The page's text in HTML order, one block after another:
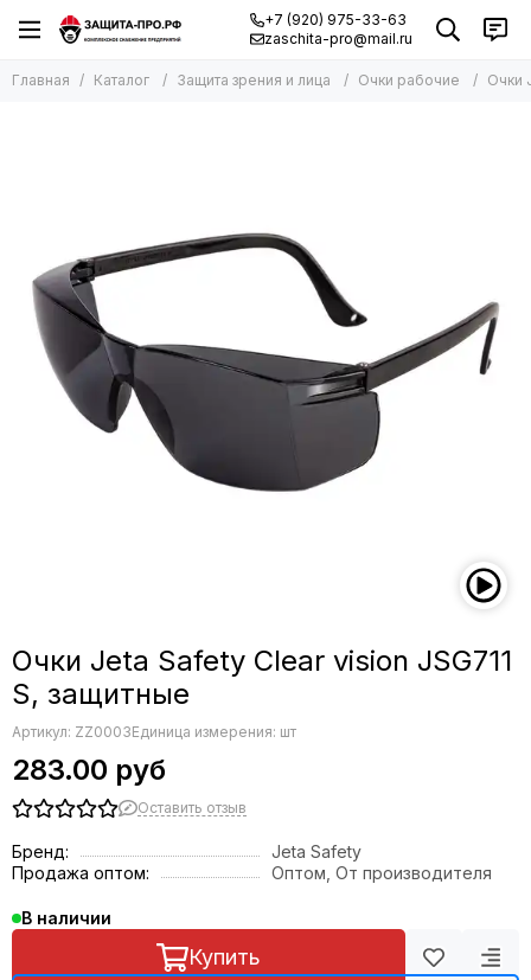
+7 (920) 975-33-63
zaschita-pro@mail.ru
Главная Каталог Защита зрения и лица Очки рабочие Очки
Очки Jeta Safety Clear vision JSG711
S, защитные
Артикул: ZZ0003Единица измерения: шт
283.00 руб
Оставить отзыв
Бренд:
Jeta Safety
Продажа оптом:
Оптом, От производителя
В наличии
Купить